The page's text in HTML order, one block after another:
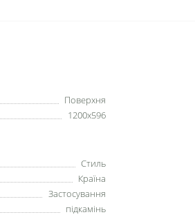
Поверхня
1200x596
Стиль
Країна
Застосування
підкамінь